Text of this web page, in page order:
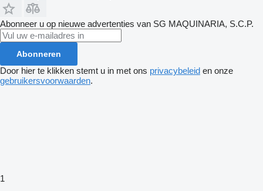
Abonneer u op nieuwe advertenties van SG MAQUINARIA, S.C.P.
Abonneren
Door hier te klikken stemt u in met ons privacybeleid en onze
gebruikersvoorwaarden.
1